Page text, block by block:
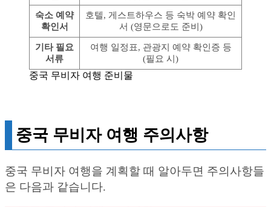
숙소 예약
확인서
호텔, 게스트하우스 등 숙박 예약 확인
서 (영문으로도 준비)
기타 필요
서류
여행 일정표, 관광지 예약 확인증 등
(필요 시)
중국 무비자 여행 준비물
중국 무비자 여행 주의사항
중국 무비자 여행을 계획할 때 알아두면 주의사항들
은 다음과 같습니다.